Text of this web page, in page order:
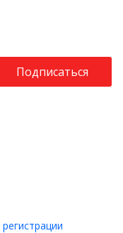
Подписаться
регистрации